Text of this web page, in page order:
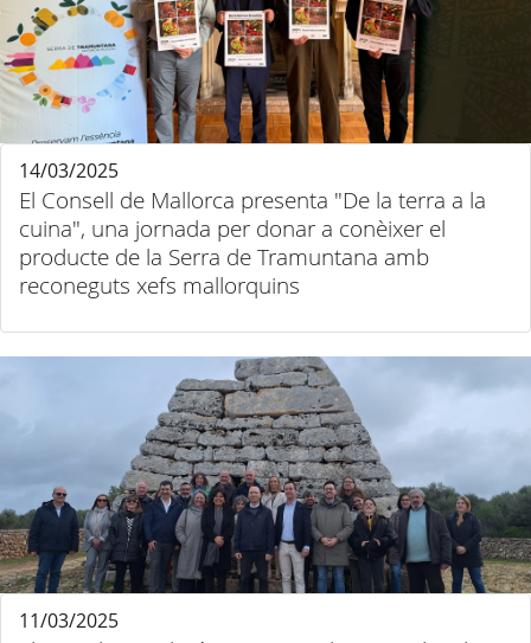
El Consell de Mallorca presenta "De la terra a la
cuina", una jornada per donar a conèixer el
producte de la Serra de Tramuntana amb
reconeguts xefs mallorquins
14/03/2025
11/03/2025